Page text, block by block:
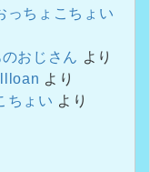
っちょこちょい
のおじさん より
より
ちょい より